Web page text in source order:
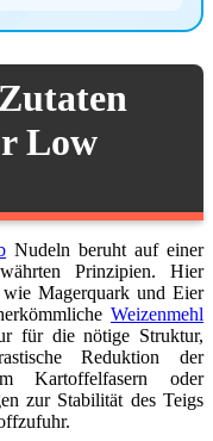
Low
Nudeln beruht auf einer
Prinzipien. Hier
Magerquark und Eier
Weizenmehl
für die nötige Struktur,
Reduktion der
Kartoffelfasern oder
zur Stabilität des Teigs